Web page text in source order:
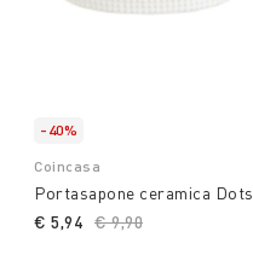
-40%
Coincasa
Portasapone ceramica Dots
Price reduced from
€ 9,90
€ 5,94